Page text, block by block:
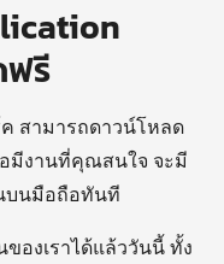
ฟรี
ค สามารถดาวน์โหลด
อมีงานที่คุณสนใจ จะมี
บนมือถือทันที
องเราได้แล้ววันนี้ ทั้ง